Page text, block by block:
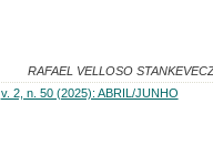
RAFAEL VELLOSO
v. 2, n. 50 (2025): ABRIL/JUNHO